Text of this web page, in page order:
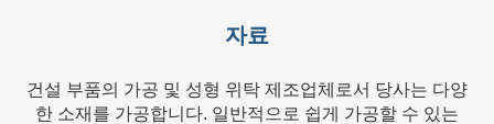
자료
건설 부품의 가공 및 성형 위탁 제조업체로서 당사는 다양
한 소재를 가공합니다. 일반적으로 쉽게 가공할 수 있는